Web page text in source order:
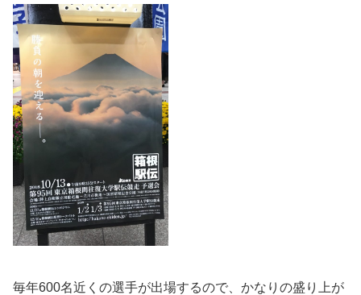
毎年600名近くの選手が出場するので、かなりの盛り上が